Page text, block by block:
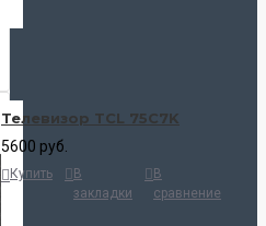
Телевизор TCL 75C7K
5600 руб.
Купить
В
закладки
В
сравнение